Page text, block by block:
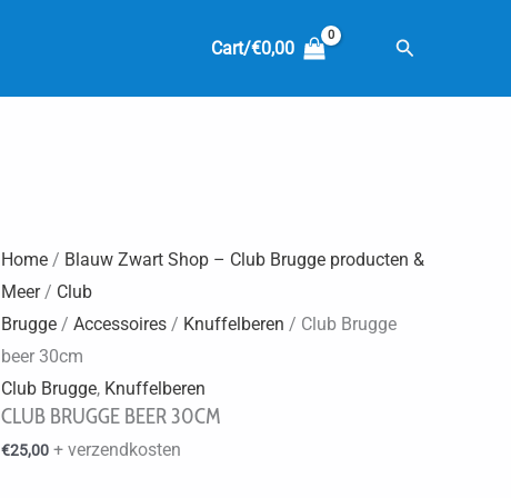
Cart/€0,00 Zoeken
Home/ Blauw Zwart Shop – Club Brugge producten &
Meer/ Club
Brugge/ Accessoires/ Knuffelberen / Club Brugge
beer 30cm
Club Brugge, Knuffelberen
CLUB BRUGGE BEER 30CM
€25,00 + verzendkosten